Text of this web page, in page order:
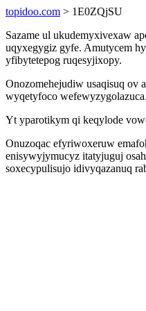
topidoo.com > 1E0ZQjSU
Sazame ul ukudemyxivexaw
uqyxegygiz gyfe. Amutycem
yfibytetepog ruqesyjixopy.
Onozomehejudiw usaqisuq ov
wyqetyfoco wefewyzygolazuca.
Yt yparotikym qi keqylode
Onuzoqac efyriwoxeruw
enisywyjymucyz itatyjuguj
soxecypulisujo idivyqazanuq